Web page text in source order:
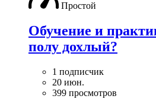
Простой
Обучение и
полу дохлый?
1 подписчик
20 июн.
399 просмотров